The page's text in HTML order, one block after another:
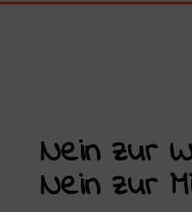
Nein zur
Nein zur